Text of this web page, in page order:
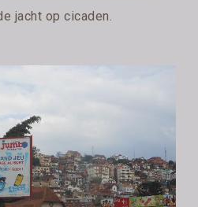
jacht op cicaden.